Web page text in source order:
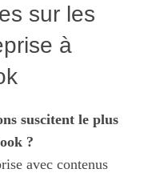
sur les
à
suscitent le plus
?
avec contenus